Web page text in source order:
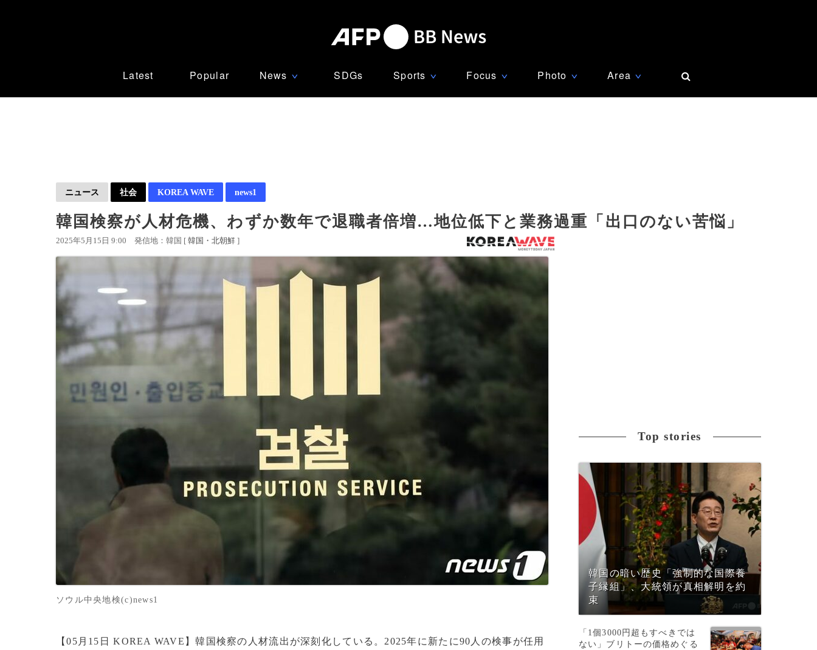
Latest Popular News ∨ SDGs Sports ∨ Focus ∨ Photo ∨ Area ∨
ニュース 社会 KOREA WAVE news1
韓国検察が人材危機、わずか数年で退職者倍増…地位低下と業務過重「出口のない苦悩」
2025年5月15日 9:00 発信地：韓国 [ 韓国・北朝鮮 ]
ソウル中央地検(c)news1
【05月15日 KOREA WAVE】韓国検察の人材流出が深刻化している。2025年に新たに90人の検事が任用
Top stories
韓国の暗い歴史「強制的な国際養
子縁組」、大統領が真相解明を約
束
「1個3000円超もすべきでは
ない」ブリトーの価格めぐる